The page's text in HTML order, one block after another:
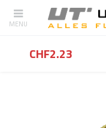
Zurück Startseite
CHF2.23